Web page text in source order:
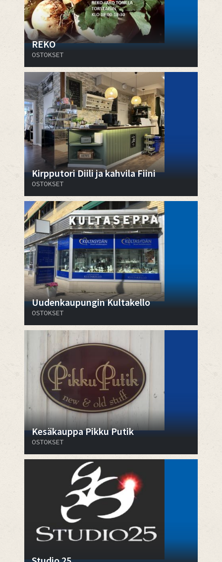
REKO
OSTOKSET
Kirpputori Diili ja kahvila Fiini
OSTOKSET
Uudenkaupungin Kultakello
OSTOKSET
Kesäkauppa Pikku Putik
OSTOKSET